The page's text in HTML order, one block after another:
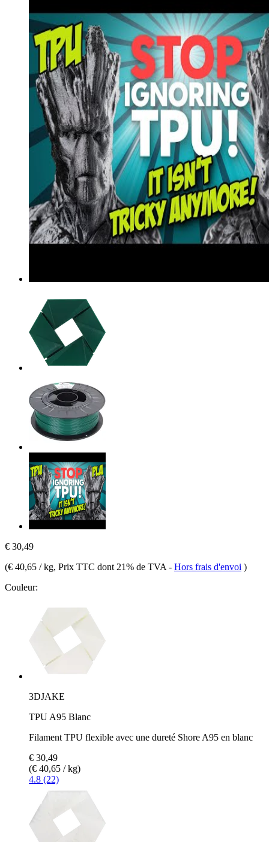
€ 30,49
(€ 40,65 / kg, Prix TTC dont 21% de TVA - Hors frais d'envoi )
Couleur:
3DJAKE
TPU A95 Blanc
Filament TPU flexible avec une dureté Shore A95 en blanc
€ 30,49
(€ 40,65 / kg)
4.8 (22)